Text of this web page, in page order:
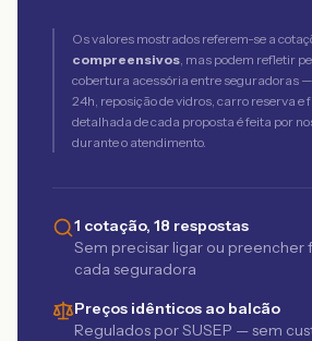
Os valores mostrados referem-se a
compreensivos, mas podem refletir
cobertura acessória entre seguradoras
24h, reposição de vidros, carro reserva
detalhada de cada proposta é feita por
durante o atendimento.
1 cotação, 18 respostas
Sem precisar ligar ou preencher
cada seguradora
Preços idênticos ao balcão
Regulados por SUSEP — sem